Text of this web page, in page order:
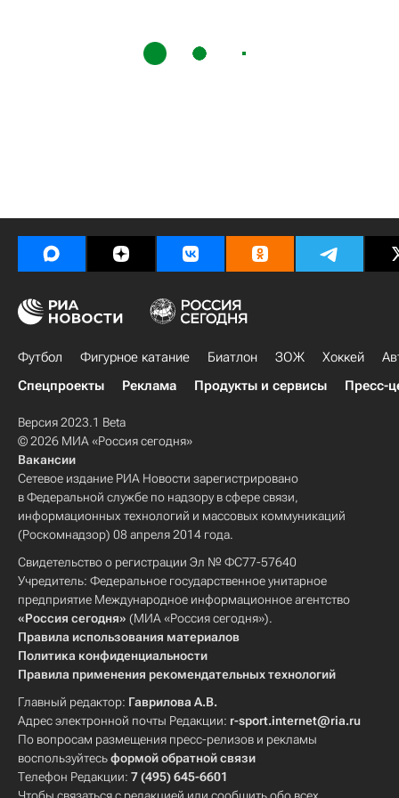
Футбол Фигурное катание Биатлон ЗОЖ Хоккей
Спецпроекты
Реклама Продукты и сервисы Пресс-
Версия 2023.1 Beta
© 2026 МИА «Россия сегодня»
Вакансии
Сетевое издание РИА Новости зарегистрировано
в Федеральной службе по надзору в сфере связи,
информационных технологий и массовых коммуникаций
(Роскомнадзор) 08 апреля 2014 года.
Свидетельство о регистрации Эл № ФС77-57640
Учредитель: Федеральное государственное унитарное
предприятие Международное информационное агентство
«Россия сегодня» (МИА «Россия сегодня»).
Правила использования материалов
Политика конфиденциальности
Правила применения рекомендательных технологий
Главный редактор: Гаврилова А.В.
Адрес электронной почты Редакции: r-sport.internet@ria.ru
По вопросам размещения пресс-релизов и рекламы
воспользуйтесьформой обратной связи
Телефон Редакции: 7 (495) 645-6601